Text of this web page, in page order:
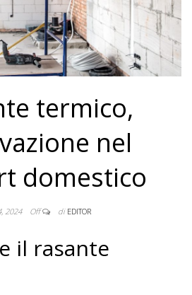
termico,
nel
domestico
2024 Off di EDITOR
il rasante